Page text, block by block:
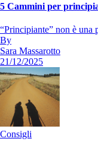
5 Cammini per
“Principiante” non è
By
Sara Massarotto
21/12/2025
Consigli